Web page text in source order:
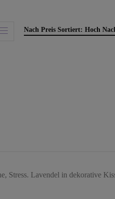
Nach Preis Sortiert: Hoch
Stress. Lavendel in dekorative